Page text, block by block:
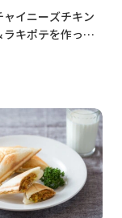
イニーズチキン
ラキポテを作って